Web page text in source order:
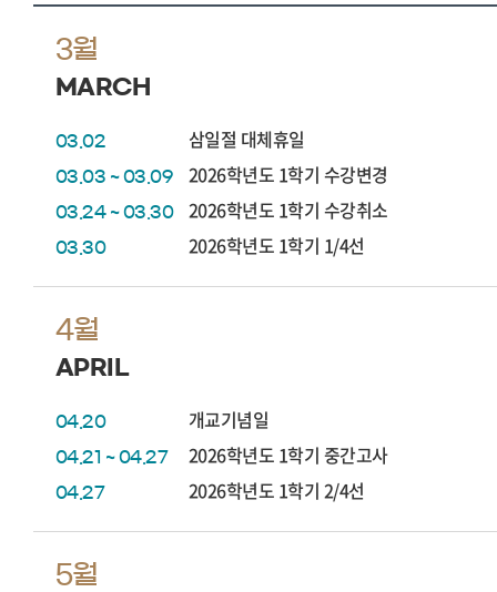
3월
MARCH
03.02 삼일절 대체휴일
03.03 ~ 03.09 2026학년도 1학기 수강변경
03.24 ~ 03.30 2026학년도 1학기 수강취소
03.30 2026학년도 1학기 1/4선
4월
APRIL
04.20 개교기념일
04.21 ~ 04.27 2026학년도 1학기 중간고사
04.27 2026학년도 1학기 2/4선
5월